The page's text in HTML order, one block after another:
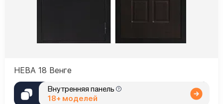
НЕВА 18 Венге
Внутренняя панель
18+ моделей